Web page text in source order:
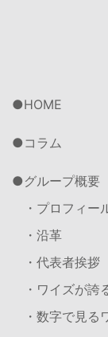
HOME
コラム
グループ概要
・プロフィー
・沿革
・代表者挨拶
・ワイズが誇
・数字で見る